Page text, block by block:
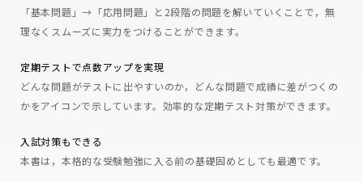
「基本問題」→「応用問題」と2段階の問題を解いていくことで，無
理なくスムーズに実力をつけることができます。
定期テストで点数アップを実現
どんな問題がテストに出やすいのか，どんな問題で成績に差がつくの
かをアイコンで示しています。効率的な定期テスト対策ができます。
入試対策もできる
本書は，本格的な受験勉強に入る前の基礎固めとしても最適です。